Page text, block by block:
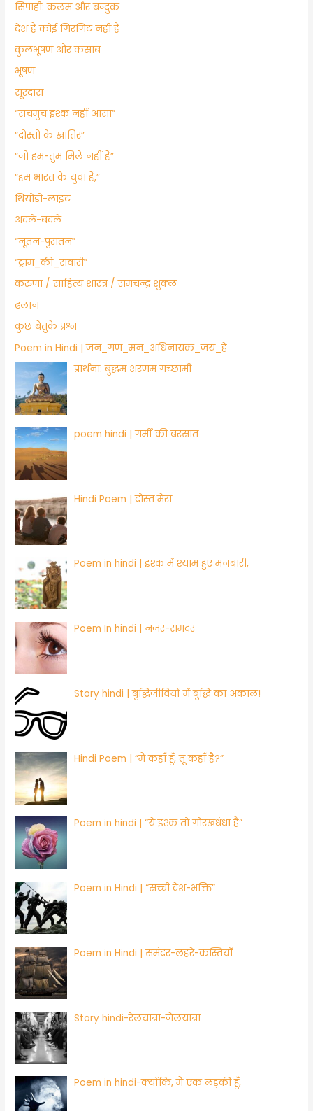
सिपाही: कलम और बन्दुक
देश है कोई गिरगिट नही है
​कुलभूषण और कसाब
भूषण
सूरदास
“सचमुच इश्क नहीं आसां”
“दोस्तो के खातिर”
“जो हम-तुम मिले नहीं हैं”
“हम भारत के युवा हैं,”
थियोड़ो-लाइट
अदले-बदले
“नूतन-पुरातन”
“ट्राम_की_सवारी”
करुणा / साहित्य शास्त्र / रामचन्द्र शुक्ल
ढलान
कुछ बेतुके प्रश्न
Poem in Hindi | जन_गण_मन_अधिनायक_जय_हे
प्रार्थना: बुद्धम शरणम गच्छामी
poem hindi | गर्मी की बरसात
Hindi Poem | ​दोस्त मेरा
Poem in hindi | ​इश्क़ में श्याम हुए मनबारी,
Poem In hindi | नज़र-समंदर
Story hindi | बुद्धिजीवियों में बुद्धि का अकाल!
Hindi Poem | “मैं कहाँ हूँ, तू कहाँ है?”
Poem in hindi | “ये इश्क तो गोरखधंधा है”
Poem in Hindi | “सच्ची देश-भक्ति”
​Poem in Hindi | समंदर-लहरें-कस्तियाँ
Story hindi-रेलयात्रा-जेलयात्रा
Poem in hindi-क्योंकि, मैं एक लड़की हूँ,